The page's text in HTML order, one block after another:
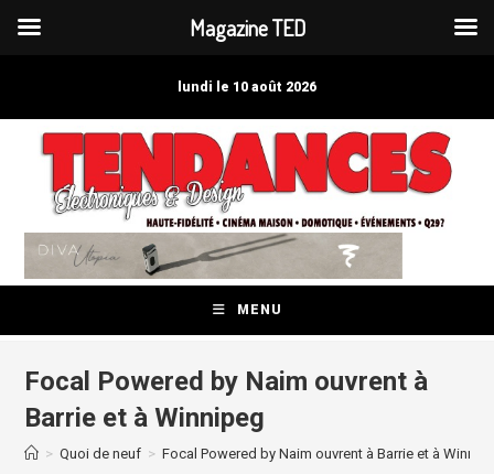
lundi le 10 août 2026
MENU
Focal Powered by Naim ouvrent à
Barrie et à Winnipeg
> Quoi de neuf > Focal Powered by Naim ouvrent à Barrie et à
Magazine TED